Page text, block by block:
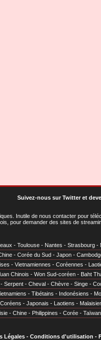
Suivez-nous sur Twitteret
. Inutile de nous contacter pour
pour demander des sites de
- Toulouse - Nantes - Strasbourg -
- Corée du Sud - Japon -
- Vietnamiennes - Coréennes -
Chinois - Won Sud-coréen - Baht
- Serpent - Cheval - Chèvre - Singe -
- Tibétains - Indonésiens -
Coréens - Japonais - Laotiens -
- Chine - Philippines - Corée - Taïwan
Légales- Conditions d'utilisation -